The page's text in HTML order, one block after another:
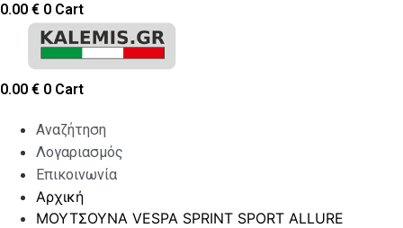
0.00 € 0 Cart
0.00 € 0 Cart
Αναζήτηση
Λογαριασμός
Επικοινωνία
Αρχική
ΜΟΥΤΣΟΥΝΑ VESPA SPRINT SPORT ALLURE